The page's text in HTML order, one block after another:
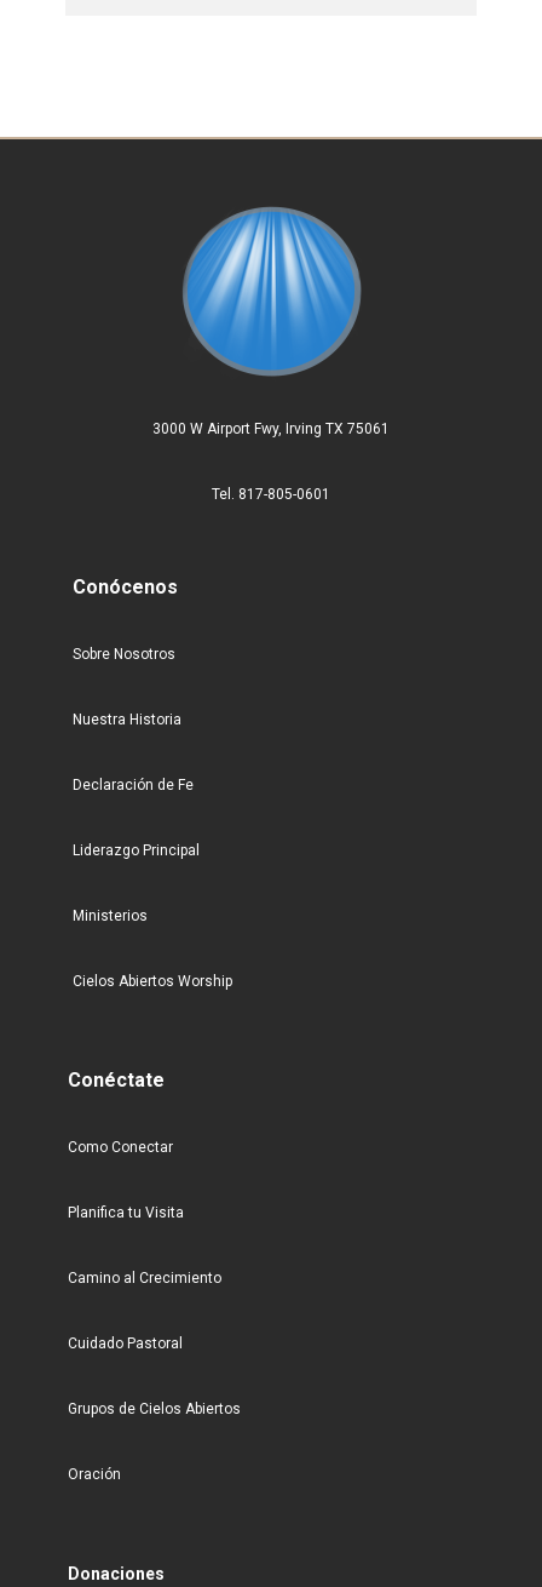
3000 W Airport Fwy, Irving TX 75061
Tel. 817-805-0601
Conócenos
Sobre Nosotros
Nuestra Historia
Declaración de Fe
Liderazgo Principal
Ministerios
Cielos Abiertos Worship
Conéctate
Como Conectar
Planifica tu Visita
Camino al Crecimiento
Cuidado Pastoral
Grupos de Cielos Abiertos
Oración
Donaciones